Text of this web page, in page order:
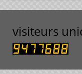
visiteurs